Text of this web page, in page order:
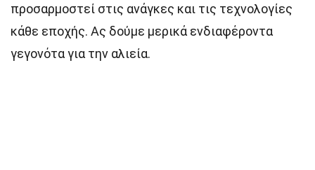
προσαρμοστεί στις ανάγκες και τις τεχνολογίες
κάθε εποχής. Ας δούμε μερικά ενδιαφέροντα
γεγονότα για την αλιεία.